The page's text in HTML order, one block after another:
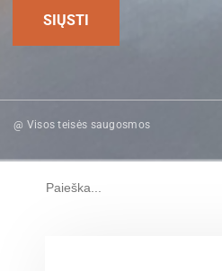
@ Visos teisės saugosmos